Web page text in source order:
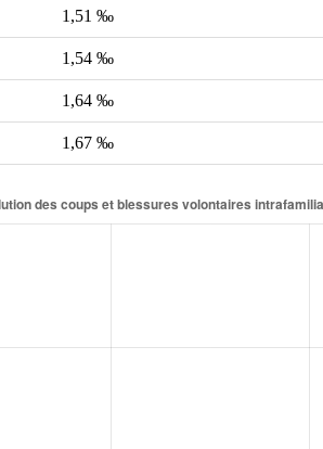
1,51 ‰
1,54 ‰
1,64 ‰
1,67 ‰